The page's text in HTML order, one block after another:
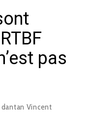
pas
Vincent